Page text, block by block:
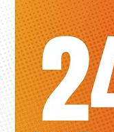
liderato
partido en el que